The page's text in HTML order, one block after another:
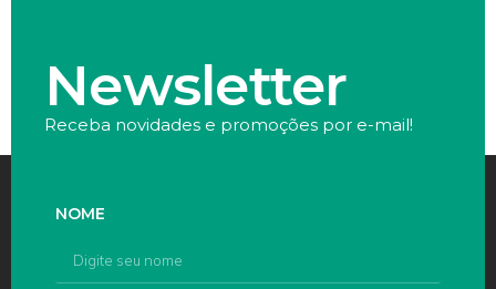
Newsletter
Receba novidades e promoções por e-mail!
NOME